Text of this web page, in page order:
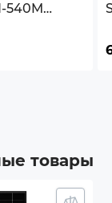
540M
товары